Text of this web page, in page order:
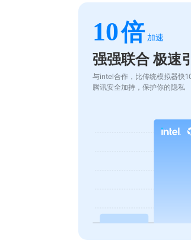
10倍 加速
强强联合 极速
与intel合作，比传统模拟器快
腾讯安全加持，保护你的隐私